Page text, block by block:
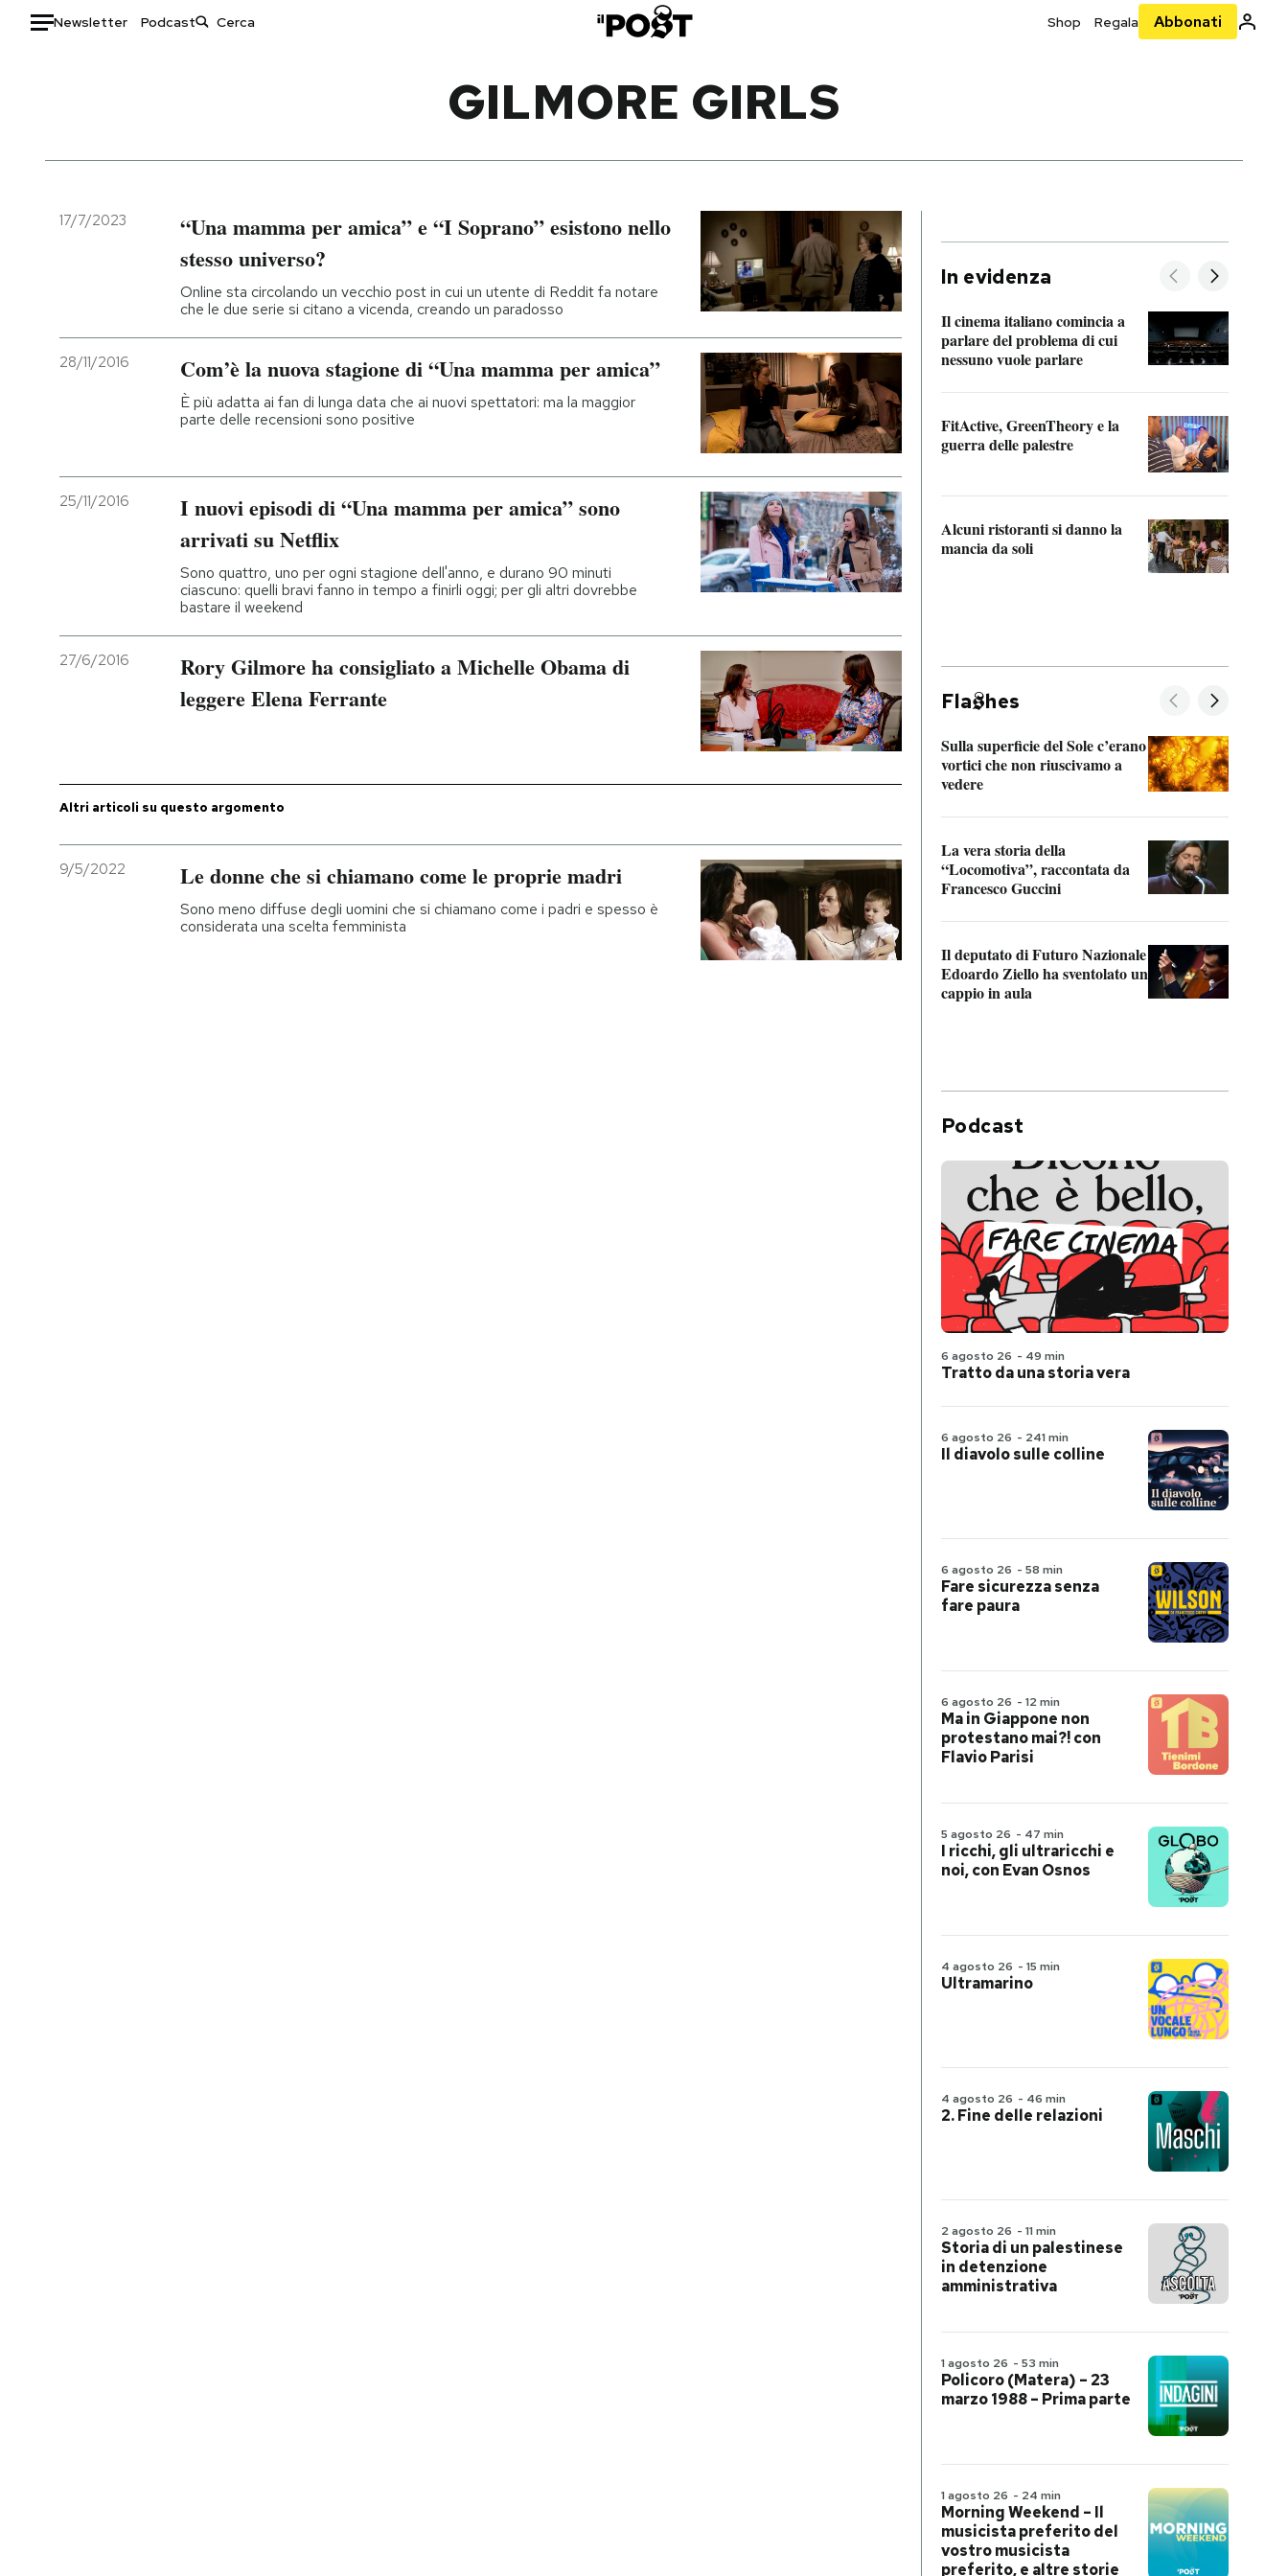
Newsletter Podcast Shop Regala Abbonati
Italia
Politica
Economia
Moda
Ok Boomer!
Media
Mondiali calcio 2026
I MIEI PREFERITI
SHOP
AREA PERSONALE
GILMORE GIRLS
17/7/2023
“Una mamma per amica” e “I Soprano” esistono nello
stesso universo?
Online sta circolando un vecchio post in cui un utente di Reddit fa notare
che le due serie si citano a vicenda, creando un paradosso
28/11/2016 Com’è la nuova stagione di “Una mamma per amica”
È più adatta ai fan di lunga data che ai nuovi spettatori: ma la maggior
parte delle recensioni sono positive
25/11/2016
I nuovi episodi di “Una mamma per amica” sono
arrivati su Netflix
Sono quattro, uno per ogni stagione dell'anno, e durano 90 minuti
ciascuno: quelli bravi fanno in tempo a finirli oggi; per gli altri dovrebbe
bastare il weekend
27/6/2016
Rory Gilmore ha consigliato a Michelle Obama di
leggere Elena Ferrante
Altri articoli su questo argomento
9/5/2022 Le donne che si chiamano come le proprie madri
Sono meno diffuse degli uomini che si chiamano come i padri e spesso è
considerata una scelta femminista
In evidenza
Il cinema italiano comincia a
parlare del problema di cui
nessuno vuole parlare
FitActive, GreenTheory e la
guerra delle palestre
Alcuni ristoranti si danno la
mancia da soli
Fla hes
Sulla superficie del Sole c’erano
vortici che non riuscivamo a
vedere
La vera storia della
“Locomotiva”, raccontata da
Francesco Guccini
Il deputato di Futuro Nazionale
Edoardo Ziello ha sventolato un
cappio in aula
Podcast
6 agosto 26 - 49 min
Tratto da una storia vera
6 agosto 26 - 241 min
Il diavolo sulle colline
6 agosto 26 - 58 min
Fare sicurezza senza
fare paura
6 agosto 26 - 12 min
Ma in Giappone non
protestano mai?! con
Flavio Parisi
5 agosto 26 - 47 min
I ricchi, gli ultraricchi e
noi, con Evan Osnos
4 agosto 26 - 15 min
Ultramarino
4 agosto 26 - 46 min
2. Fine delle relazioni
2 agosto 26 - 11 min
Storia di un palestinese
in detenzione
amministrativa
1 agosto 26 - 53 min
Policoro (Matera) – 23
marzo 1988 – Prima parte
1 agosto 26 - 24 min
Morning Weekend – Il
musicista preferito del
vostro musicista
preferito, e altre storie